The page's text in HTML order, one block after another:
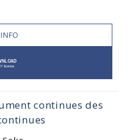
continues des